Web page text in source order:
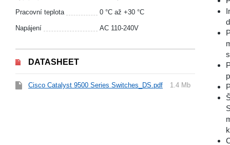
Pracovní teplota 0 °С až +30 °С
Napájení AC 110-240V
DATASHEET
Cisco Catalyst 9500 Series Switches_DS.pdf 1.4 Mb